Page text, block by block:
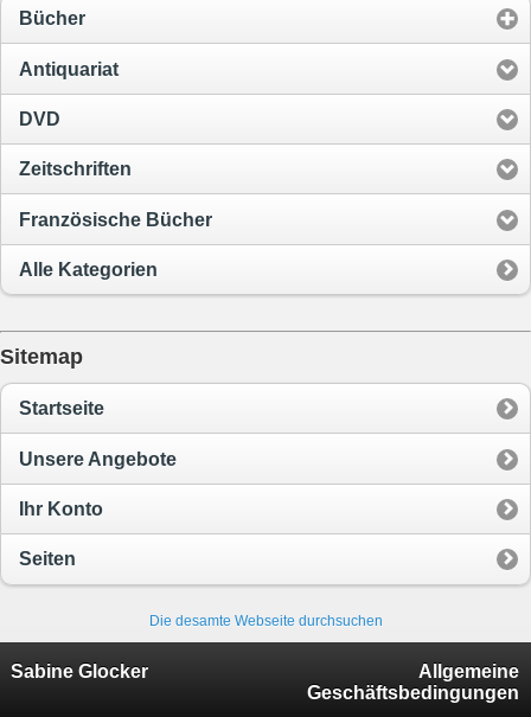
Bücher
Antiquariat
DVD
Zeitschriften
Französische Bücher
Alle Kategorien
Sitemap
Startseite
Unsere Angebote
Ihr Konto
Seiten
Die desamte Webseite durchsuchen
Sabine Glocker
Allgemeine
Geschäftsbedingungen